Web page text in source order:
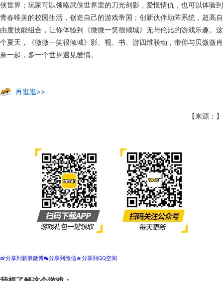
侠世界；玩家可以领略武侠世界里的刀光剑影，爱恨情仇，也可以体验到
青春唯美的校园生活，创造自己的游戏帝国；创新伙伴助阵系统，超高自
由度技能组合，让你体验到《微微一笑很倾城》无与伦比的游戏乐趣。这
个夏天，《微微一笑很倾城》影、视、书、游四维联动，带你与贝微微肖
奈一起，多一个世界遇见爱情。
再逛逛>>
【来源：】
t分享到新浪微博w分享到微信z分享到QQ空间